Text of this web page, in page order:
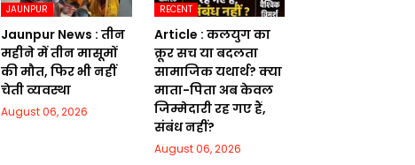
JAUNPUR
Jaunpur News : तीन
महीने में तीन मासूमों
की मौत, फिर भी नहीं
चेती व्यवस्था
August 06, 2026
RECENT
Article : कलयुग का
क्रूर सच या बदलता
सामाजिक यथार्थ? क्या
माता-पिता अब केवल
जिम्मेदारी रह गए हैं,
संबंध नहीं?
August 06, 2026